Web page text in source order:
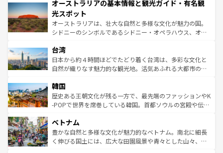
部のニューオーリンズでは、音楽と美食が融合した独特の
文化が魅力。旅行者はアメリカの各地域で異なる魅力を楽
しみながら、その多様性と豊かな歴史を感じることができ
るだろう。車でのロードトリップや列車の旅も、アメリカ
情報は
ワイ島は見逃せない。また、定番の観光地といえばオアフ
島だが、静かな自然を求めるならマウイ島やカウアイ島が
おすすめ。エメラルドグリーンに輝く海をはじめ、豊かな
文化や歴史が息づいている。「アロハスピリット」と呼ば
人々、おいしいローカルフードやハワイアンミュージッ
ク、伝統的なフラダンスなど、すべてがハワイの魅力を彩
っている。訪れるたびに新しい発見と感動が待っているハ
はコンテンツ一覧
オーストラリアの基本情報と観光ガイド・有名観
光スポット
オーストラリアは、壮大な自然と多様な文化が魅力の国。
シドニーのシンボルであるシドニー・オペラハウス、オー
リアリーフや大陸中央部にそびえるウルル（エアーズロッ
ク）、タスマニアの美しい原生林やケアンズの熱帯雨林な
ど、見どころがたくさん。また、カフェやワイン、オージ
いる。アクティビティも充実しており、サーフィンやダイ
ビング、ハイキングなど、アウトドア好きにはたまらな
い。オーストラリアの多彩な魅力を存分に味わいつくそ
参照してほしい。
台湾
日本から約４時間ほどでたどり着く台湾は、多彩な文化と
自然が織りなす魅力的な観光地。活気あふれる大都市の台
ン）、静ひつな山岳地帯である台湾東部など、都市の喧騒
と山間の静けさが共存しており、訪れる人に新しい発見と
驚きをもたらしてくれる。また、奥深い台湾の食文化も魅
容にもいいと評判のスイーツなど、バラエティ豊かな料理
が味わえる。 なお、新着の台湾情報は コンテンツ一覧を参
照してほしい。
韓国
歴史ある王朝文化が残る一方で、最先端のファッションやK
-POPで世界を席巻している韓国。首都ソウルの宮殿や伝統
き、地方に足を延ばせば四季折々の自然美を楽しむことが
できる。そして、キムチや焼肉、絶品のストリートフード
まで、さまざまな韓国料理が待っている。夜には、韓国な
ベトナム
豊かな自然と多様な文化が魅力的なベトナム。南北に細長
く伸びる国土には、広大な田園風景や青々とした山々、世